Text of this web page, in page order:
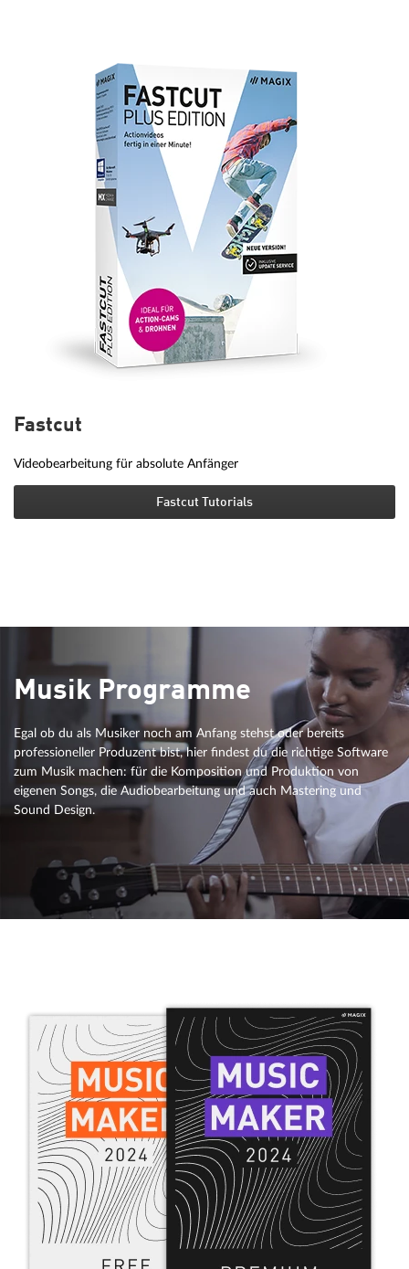
Fastcut
Videobearbeitung für absolute Anfänger
Fastcut Tutorials
Musik Programme
Egal ob du als Musiker noch am Anfang stehst oder bereits
professioneller Produzent bist, hier findest du die richtige Software
zum Musik machen: für die Komposition und Produktion von
eigenen Songs, die Audiobearbeitung und auch Mastering und
Sound Design.